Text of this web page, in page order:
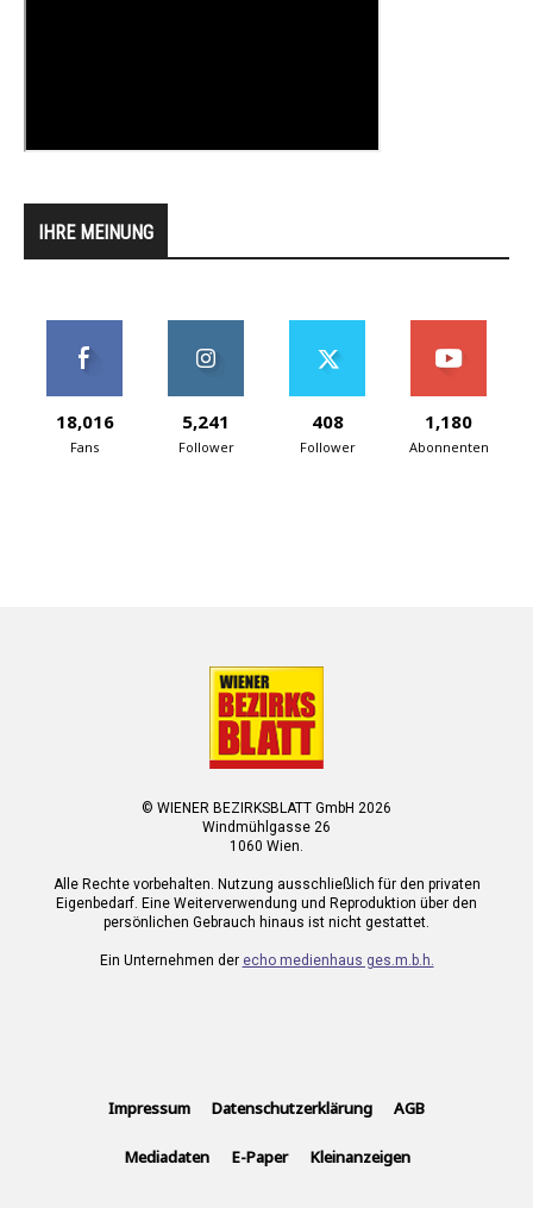
IHRE MEINUNG
18,016
Fans
5,241
Follower
408
Follower
1,180
Abonnenten
© WIENER BEZIRKSBLATT GmbH 2026
Windmühlgasse 26
1060 Wien.
Alle Rechte vorbehalten. Nutzung ausschließlich für den privaten
Eigenbedarf. Eine Weiterverwendung und Reproduktion über den
persönlichen Gebrauch hinaus ist nicht gestattet.
Ein Unternehmen der echo medienhaus ges.m.b.h.
Impressum Datenschutzerklärung AGB
Mediadaten E-Paper Kleinanzeigen